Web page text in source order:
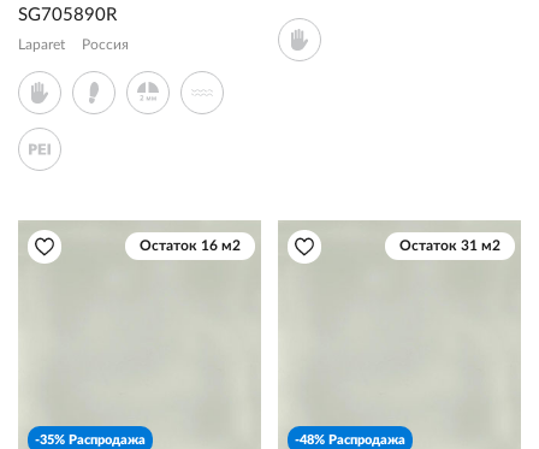
SG705890R
Laparet Россия
Остаток 16 м2
-35% Распродажа
Остаток 31 м2
-48% Распродажа